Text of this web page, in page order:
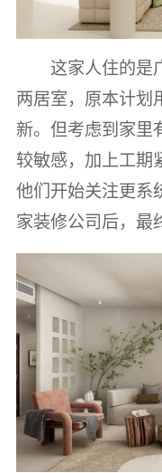
这家人住的是
两居室，原本计划
新。但考虑到家里
较敏感，加上工期
他们开始关注更系
家装修公司后，最